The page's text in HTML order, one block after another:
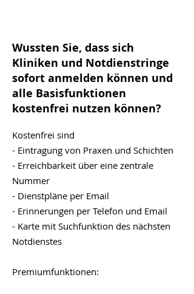
Wussten Sie, dass sich
Kliniken und Notdienstringe
sofort anmelden können und
alle Basisfunktionen
kostenfrei nutzen können?
Kostenfrei sind
- Eintragung von Praxen und Schichten
- Erreichbarkeit über eine zentrale
Nummer
- Dienstpläne per Email
- Erinnerungen per Telefon und Email
- Karte mit Suchfunktion des nächsten
Notdienstes
Premiumfunktionen: